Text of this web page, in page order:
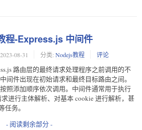
程-Express.js 中间件
2023-08-31 分类: Nodejs教程 评论
路由层的最终请求处理程序之前调用的不
间件出现在初始请求和最终目标路由之间。
照添加顺序依次调用。中间件通常用于执行
求进行主体解析、对基本 cookie 进行解析，甚
任务。
- 阅读剩余部分 -